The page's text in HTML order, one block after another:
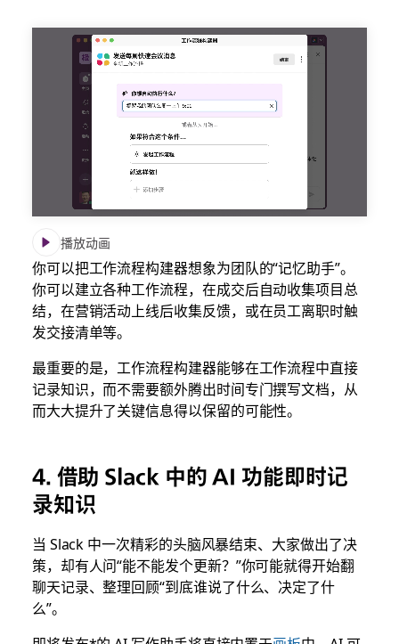
播放动画
你可以把工作流程构建器想象为团队的“记忆助手”。
你可以建立各种工作流程，在成交后自动收集项目总
结，在营销活动上线后收集反馈，或在员工离职时触
发交接清单等。
最重要的是，工作流程构建器能够在工作流程中直接
记录知识，而不需要额外腾出时间专门撰写文档，从
而大大提升了关键信息得以保留的可能性。
4. 借助 Slack 中的 AI 功能即时记
录知识
当 Slack 中一次精彩的头脑风暴结束、大家做出了决
策，却有人问“能不能发个更新？”你可能就得开始翻
聊天记录、整理回顾“到底谁说了什么、决定了什
么”。